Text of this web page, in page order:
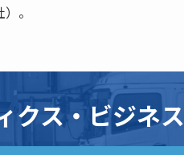
。
クス・ビジネス